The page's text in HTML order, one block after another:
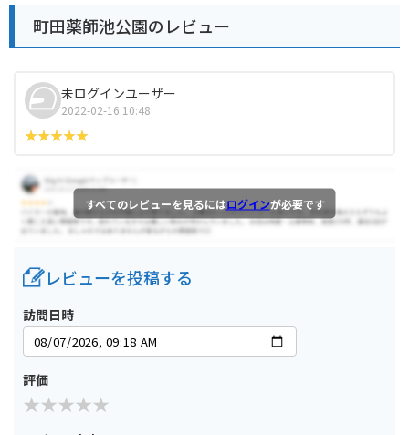
町田薬師池公園のレビュー
未ログインユーザー
2022-02-16 10:48
すべてのレビューを見るにはログインが必要です
レビューを投稿する
訪問日時
評価